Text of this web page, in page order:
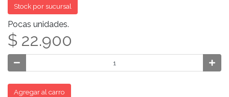
Stock por sucursal
Pocas unidades.
$ 22.900
Agregar al carro